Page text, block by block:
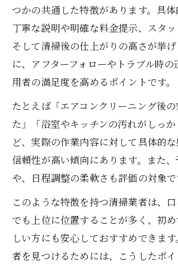
つかの共通した特徴があります。具
丁寧な説明や明確な料金提示、スタッ
そして清掃後の仕上がりの高さが挙
に、アフターフォローやトラブル時
用者の満足度を高めるポイントです。
たとえば「エアコンクリーニング後
た」「浴室やキッチンの汚れがしっ
ど、実際の作業内容に対して具体的
信頼性が高い傾向にあります。また
や、日程調整の柔軟さも評価の対象で
このような特徴を持つ清掃業者は、
でも上位に位置することが多く、初
しい方にも安心しておすすめできま
者を見つけるためには、こうしたポ